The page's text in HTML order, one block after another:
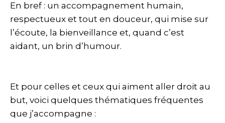
En bref : un accompagnement humain,
respectueux et tout en douceur, qui mise sur
l’écoute, la bienveillance et, quand c’est
aidant, un brin d’humour.
Et pour celles et ceux qui aiment aller droit au
but, voici quelques thématiques fréquentes
que j’accompagne :